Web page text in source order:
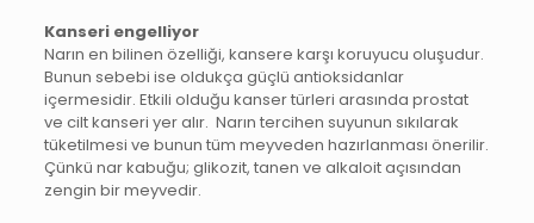
Kanseri engelliyor
Narın en bilinen özelliği, kansere karşı koruyucu oluşudur.
Bunun sebebi ise oldukça güçlü antioksidanlar
içermesidir. Etkili olduğu kanser türleri arasında prostat
ve cilt kanseri yer alır. Narın tercihen suyunun sıkılarak
tüketilmesi ve bunun tüm meyveden hazırlanması önerilir.
Çünkü nar kabuğu; glikozit, tanen ve alkaloit açısından
zengin bir meyvedir.